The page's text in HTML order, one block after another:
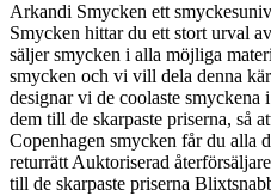
Arkandi Smycken ett
Smycken hittar du ett stort urval
säljer smycken i alla möjliga
smycken och vi vill dela denna
designar vi de coolaste smyckena
dem till de skarpaste priserna, så
Copenhagen smycken får du alla
returrätt Auktoriserad
till de skarpaste priserna